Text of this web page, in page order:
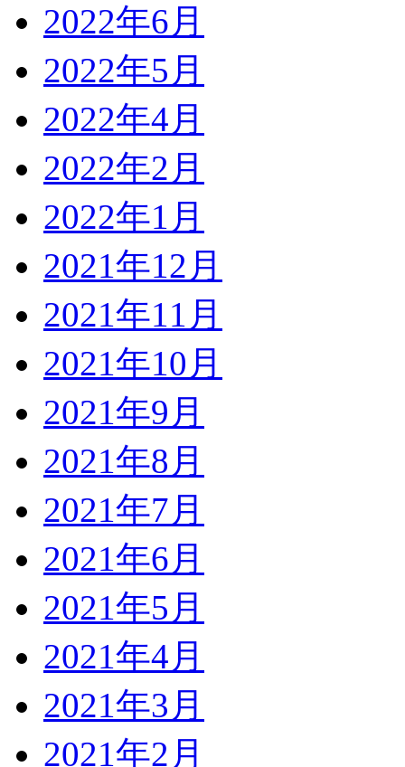
2022年6月
2022年5月
2022年4月
2022年2月
2022年1月
2021年12月
2021年11月
2021年10月
2021年9月
2021年8月
2021年7月
2021年6月
2021年5月
2021年4月
2021年3月
2021年2月